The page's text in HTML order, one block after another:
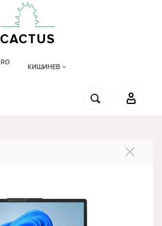
CACTUS
RO
КИШИНЕВ